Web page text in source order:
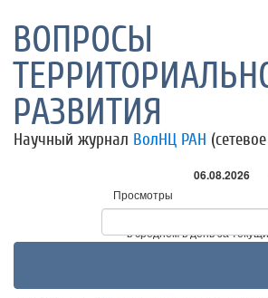
ВОПРОСЫ
РАЗВИТИЯ
Научный журнал ВолНЦ РАН
06.08.2026
Просмотры
Посетители
* - в среднем в день за